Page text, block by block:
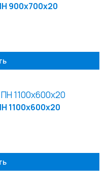
900х700x20
1100х600x20